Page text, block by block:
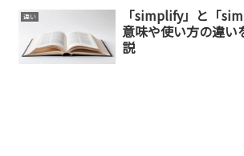
違い
「simplify」と「
意味や使い方の違い
説